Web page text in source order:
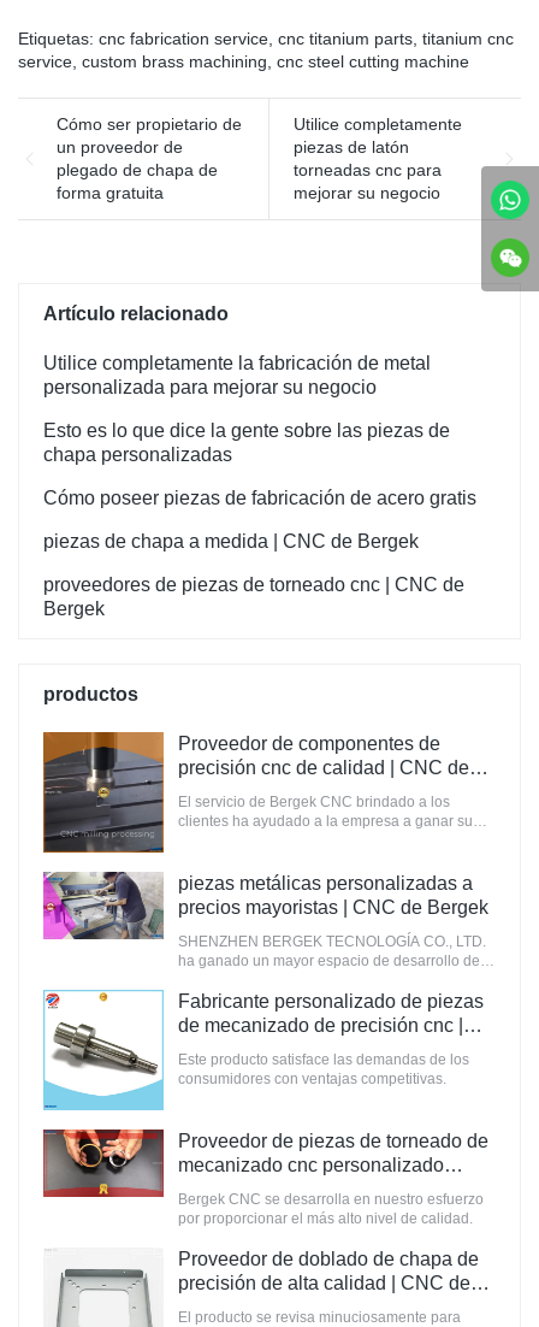
plásticos de varias formas
del equipo de moldeo
principal, el moldeo por
inyección se logra mediante
una máquina de moldeo por
inyección y un molde.
a discutir con nosotros,
realizaremos sus ideas, en
más confiable en calidad y
rendimiento del producto.
pero la más utilizada es la
arena de cuarzo, de acuerdo
los requisitos de
procesamiento, se pueden
elegir diferentes sustancias
abrasivas.
Etiquetas: cnc fabrication service cnc titanium parts titanium cnc
service custom brass machining cnc steel cutting machine
Cómo ser propietario de
un proveedor de
plegado de chapa de
forma gratuita
Utilice completamente
piezas de latón
torneadas cnc para
mejorar su negocio
Artículo relacionado
Utilice completamente la fabricación de metal
personalizada para mejorar su negocio
Esto es lo que dice la gente sobre las piezas de
chapa personalizadas
Cómo poseer piezas de fabricación de acero gratis
piezas de chapa a medida | CNC de Bergek
proveedores de piezas de torneado cnc | CNC de
Bergek
productos
Proveedor de componentes de
precisión cnc de calidad | CNC de
Bergek
El servicio de Bergek CNC brindado a los
clientes ha ayudado a la empresa a ganar su
piezas metálicas personalizadas a
precios mayoristas | CNC de Bergek
SHENZHEN BERGEK TECNOLOGÍA CO., LTD.
ha ganado un mayor espacio de desarrollo de
Fabricante personalizado de piezas
de mecanizado de precisión cnc |
CNC de Bergek
Este producto satisface las demandas de los
consumidores con ventajas competitivas.
Proveedor de piezas de torneado de
mecanizado cnc personalizado
Fabricante | CNC de Bergek
Bergek CNC se desarrolla en nuestro esfuerzo
por proporcionar el más alto nivel de calidad.
Proveedor de doblado de chapa de
precisión de alta calidad | CNC de
Bergek
El producto se revisa minuciosamente para